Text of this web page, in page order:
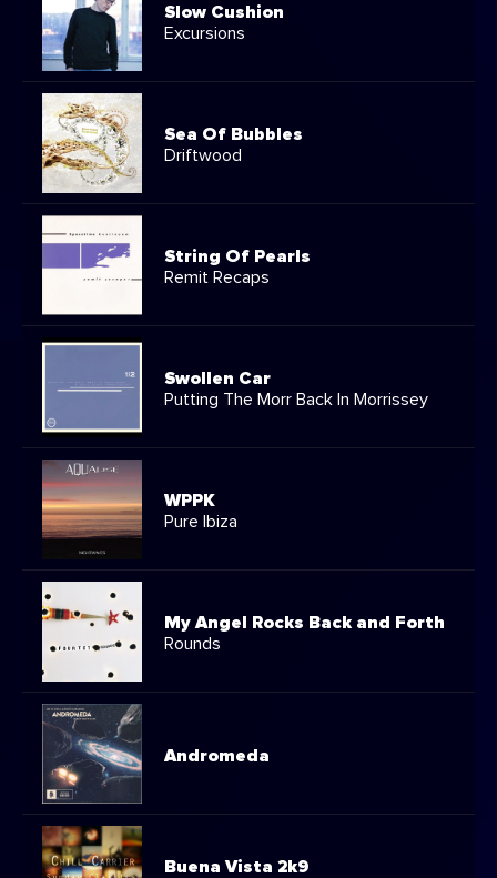
Slow Cushion
Excursions
Sea Of Bubbles
Driftwood
String Of Pearls
Remit Recaps
Swollen Car
Putting The Morr Back In Morrissey
WPPK
Pure Ibiza
My Angel Rocks Back and Forth
Rounds
Andromeda
Buena Vista 2k9